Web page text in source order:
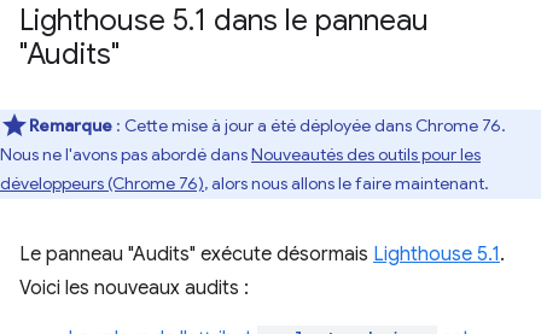
Lighthouse 5.1 dans le panneau
"Audits"
Remarque : Cette mise à jour a été déployée dans Chrome 76.
Nous ne l'avons pas abordé dansNouveautés des outils pour les
développeurs (Chrome 76), alors nous allons le faire maintenant.
Le panneau "Audits" exécute désormais Lighthouse 5.1.
Voici les nouveaux audits :